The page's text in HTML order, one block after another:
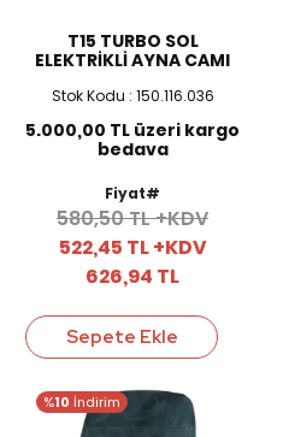
T15 TURBO SOL
ELEKTRİKLİ AYNA CAMI
Stok Kodu : 150.116.036
5.000,00 TL üzeri kargo
bedava
Fiyat#
580,50 TL +KDV
522,45 TL +KDV
626,94 TL
Sepete Ekle
%10 İndirim